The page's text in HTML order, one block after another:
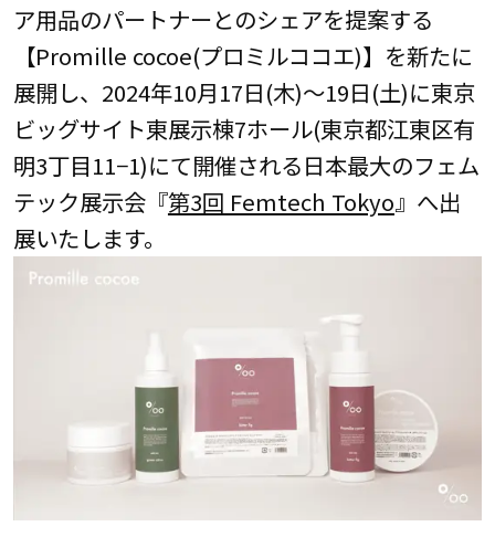
ア用品のパートナーとのシェアを提案する
【Promille cocoe(プロミルココエ)】を新たに
展開し、2024年10月17日(木)～19日(土)に東京
ビッグサイト東展示棟7ホール(東京都江東区有
明3丁目11−1)にて開催される日本最大のフェム
テック展示会『第3回 Femtech Tokyo』へ出
展いたします。